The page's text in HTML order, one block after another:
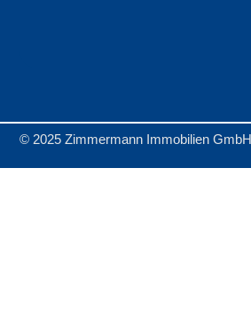
© 2025 Zimmermann Immobilien GmbH